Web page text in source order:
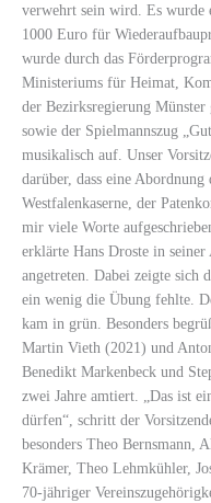
verwehrt sein wird. Es wurde
1000 Euro für
wurde durch das
Ministeriums für Heimat,
der Bezirksregierung
sowie der Spielmannszug
musikalisch auf. Unser
darüber, dass eine
Westfalenkaserne, der
mir viele Worte
erklärte Hans Droste in
angetreten. Dabei zeigte sich
ein wenig die Übung fehlte.
kam in grün. Besonders
Martin Vieth (2021) und
Benedikt Markenbeck und
zwei Jahre amtiert. „Das ist
dürfen“, schritt der
besonders Theo Bernsmann,
Krämer, Theo Lehmkühler,
70-jähriger